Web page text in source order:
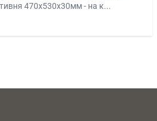
470х530х30мм - на к...